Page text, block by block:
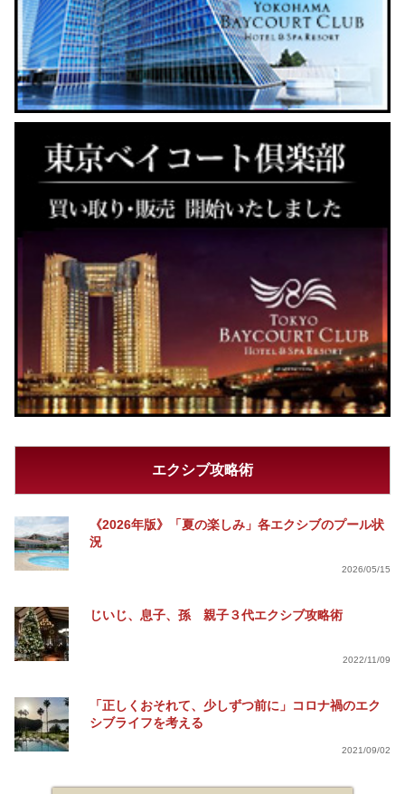
エクシブ攻略術
《2026年版》「夏の楽しみ」各エクシブのプール状
況
2026/05/15
じいじ、息子、孫 親子３代エクシブ攻略術
2022/11/09
「正しくおそれて、少しずつ前に」コロナ禍のエク
シブライフを考える
2021/09/02